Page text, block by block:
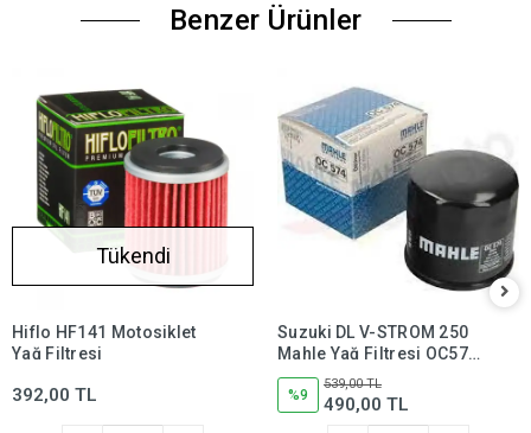
Benzer Ürünler
Tükendi
Hiflo HF141 Motosiklet
Yağ Filtresi
392,00 TL
Suzuki DL V-STROM 250
Mahle Yağ Filtresi OC574,
dl250,dlv250
%9
539,00 TL
490,00 TL